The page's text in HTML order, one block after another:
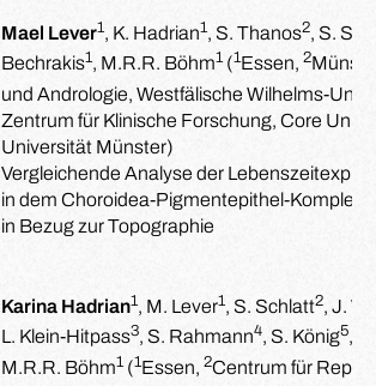
Mael Lever1, K. Hadrian1, S. Thanos2, S.
Bechrakis1, M.R.R. Böhm1(1Essen, 2
und Andrologie, Westfälische Wilhelms-
Zentrum für Klinische Forschung, Core Unit
Universität Münster)
Vergleichende Analyse der
in dem Choroidea-Pigmentepithel-Komplex
in Bezug zur Topographie
Karina Hadrian1, M. Lever1, S. Schlatt2, J.
L. Klein-Hitpass3, S. Rahmann4, S. König5,
M.R.R. Böhm1 (1Essen, 2Centrum für